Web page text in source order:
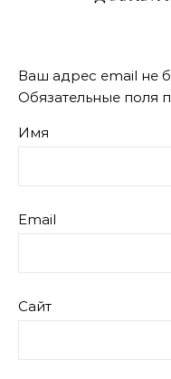
Ваш адрес email не
Обязательные поля
Имя
Email
Сайт